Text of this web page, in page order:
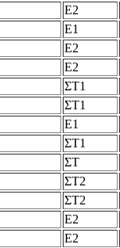
Ε2
Ε1
Ε2
Ε2
ΣΤ1
ΣΤ1
Ε1
ΣΤ1
ΣΤ
ΣΤ2
ΣΤ2
Ε2
Ε2